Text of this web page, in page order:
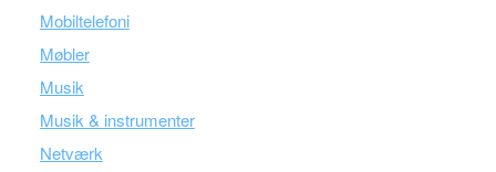
Mobiltelefoni
Møbler
Musik
Musik & instrumenter
Netværk